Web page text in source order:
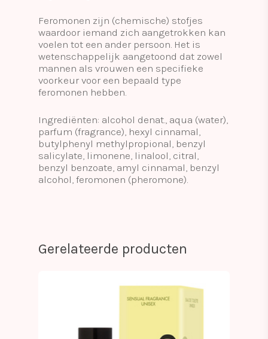
Feromonen zijn (chemische) stofjes
waardoor iemand zich aangetrokken kan
voelen tot een ander persoon. Het is
wetenschappelijk aangetoond dat zowel
mannen als vrouwen een specifieke
voorkeur voor een bepaald type
feromonen hebben.
Ingrediënten: alcohol denat., aqua (water),
parfum (fragrance), hexyl cinnamal,
butylphenyl methylpropional, benzyl
salicylate, limonene, linalool, citral,
benzyl benzoate, amyl cinnamal, benzyl
alcohol, feromonen (pheromone).
Gerelateerde producten